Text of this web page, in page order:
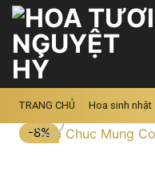
Skip
content
TRANG CHỦ Hoa sinh nhật
-8%